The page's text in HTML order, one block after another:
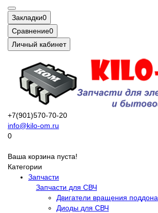
Закладки0
Сравнение0
Личный кабинет
+7(901)570-70-20
info@kilo-om.ru
0
Ваша корзина пуста!
Категории
Запчасти
Запчасти для СВЧ
Двигатели вращения поддона
Диоды для СВЧ